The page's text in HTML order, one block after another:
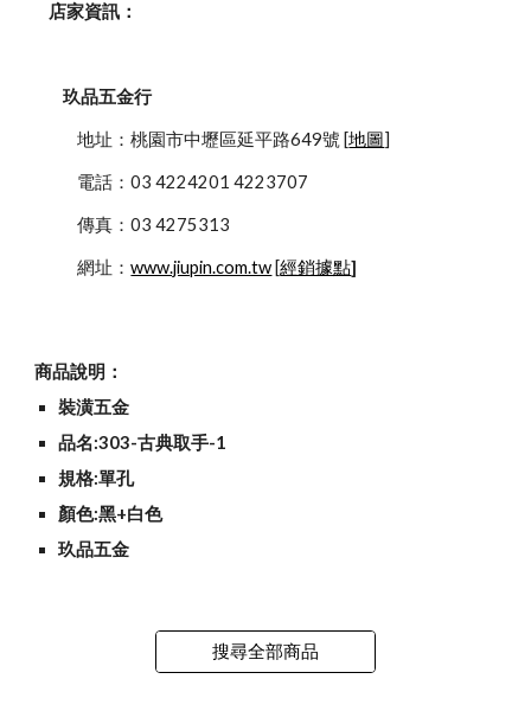
    店家資訊：
玖品五金行
            地址：桃園市中壢區延平路649號 [
地圖]
            電話：03 4224201 4223707
            傳真：03 4275313
            網址：
www.jiupin.com.tw [經銷據點]
商品說明：
裝潢五金
品名:303-古典取手-1
規格:單孔
顏色:黑+白色
玖品五金
搜尋全部商品